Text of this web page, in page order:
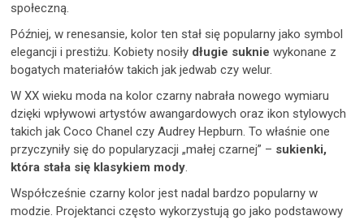
społeczną.
Później, w renesansie, kolor ten stał się popularny jako symbol
elegancji i prestiżu. Kobiety nosiły długie suknie wykonane z
bogatych materiałów takich jak jedwab czy welur.
W XX wieku moda na kolor czarny nabrała nowego wymiaru
dzięki wpływowi artystów awangardowych oraz ikon stylowych
takich jak Coco Chanel czy Audrey Hepburn. To właśnie one
przyczyniły się do popularyzacji „małej czarnej” – sukienki,
która stała się klasykiem mody.
Współcześnie czarny kolor jest nadal bardzo popularny w
modzie. Projektanci często wykorzystują go jako podstawowy